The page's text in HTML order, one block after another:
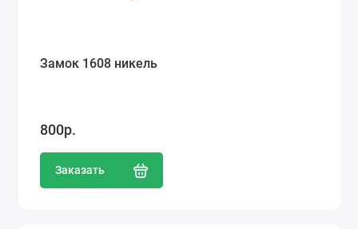
Замок 1608 никель
800р.
Заказать